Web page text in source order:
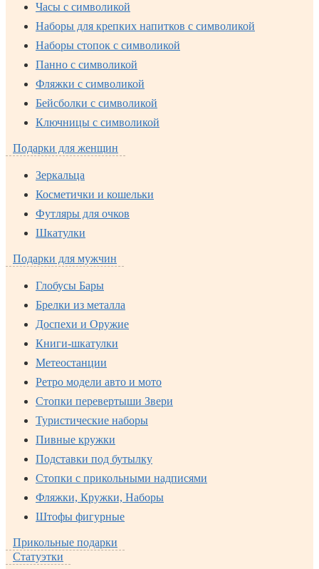
Часы с символикой
Наборы для крепких напитков с символикой
Наборы стопок с символикой
Панно с символикой
Фляжки с символикой
Бейсболки с символикой
Ключницы с символикой
Подарки для женщин
Зеркальца
Косметички и кошельки
Футляры для очков
Шкатулки
Подарки для мужчин
Глобусы Бары
Брелки из металла
Доспехи и Оружие
Книги-шкатулки
Метеостанции
Ретро модели авто и мото
Стопки перевертыши Звери
Туристические наборы
Пивные кружки
Подставки под бутылку
Стопки с прикольными надписями
Фляжки, Кружки, Наборы
Штофы фигурные
Прикольные подарки
Статуэтки